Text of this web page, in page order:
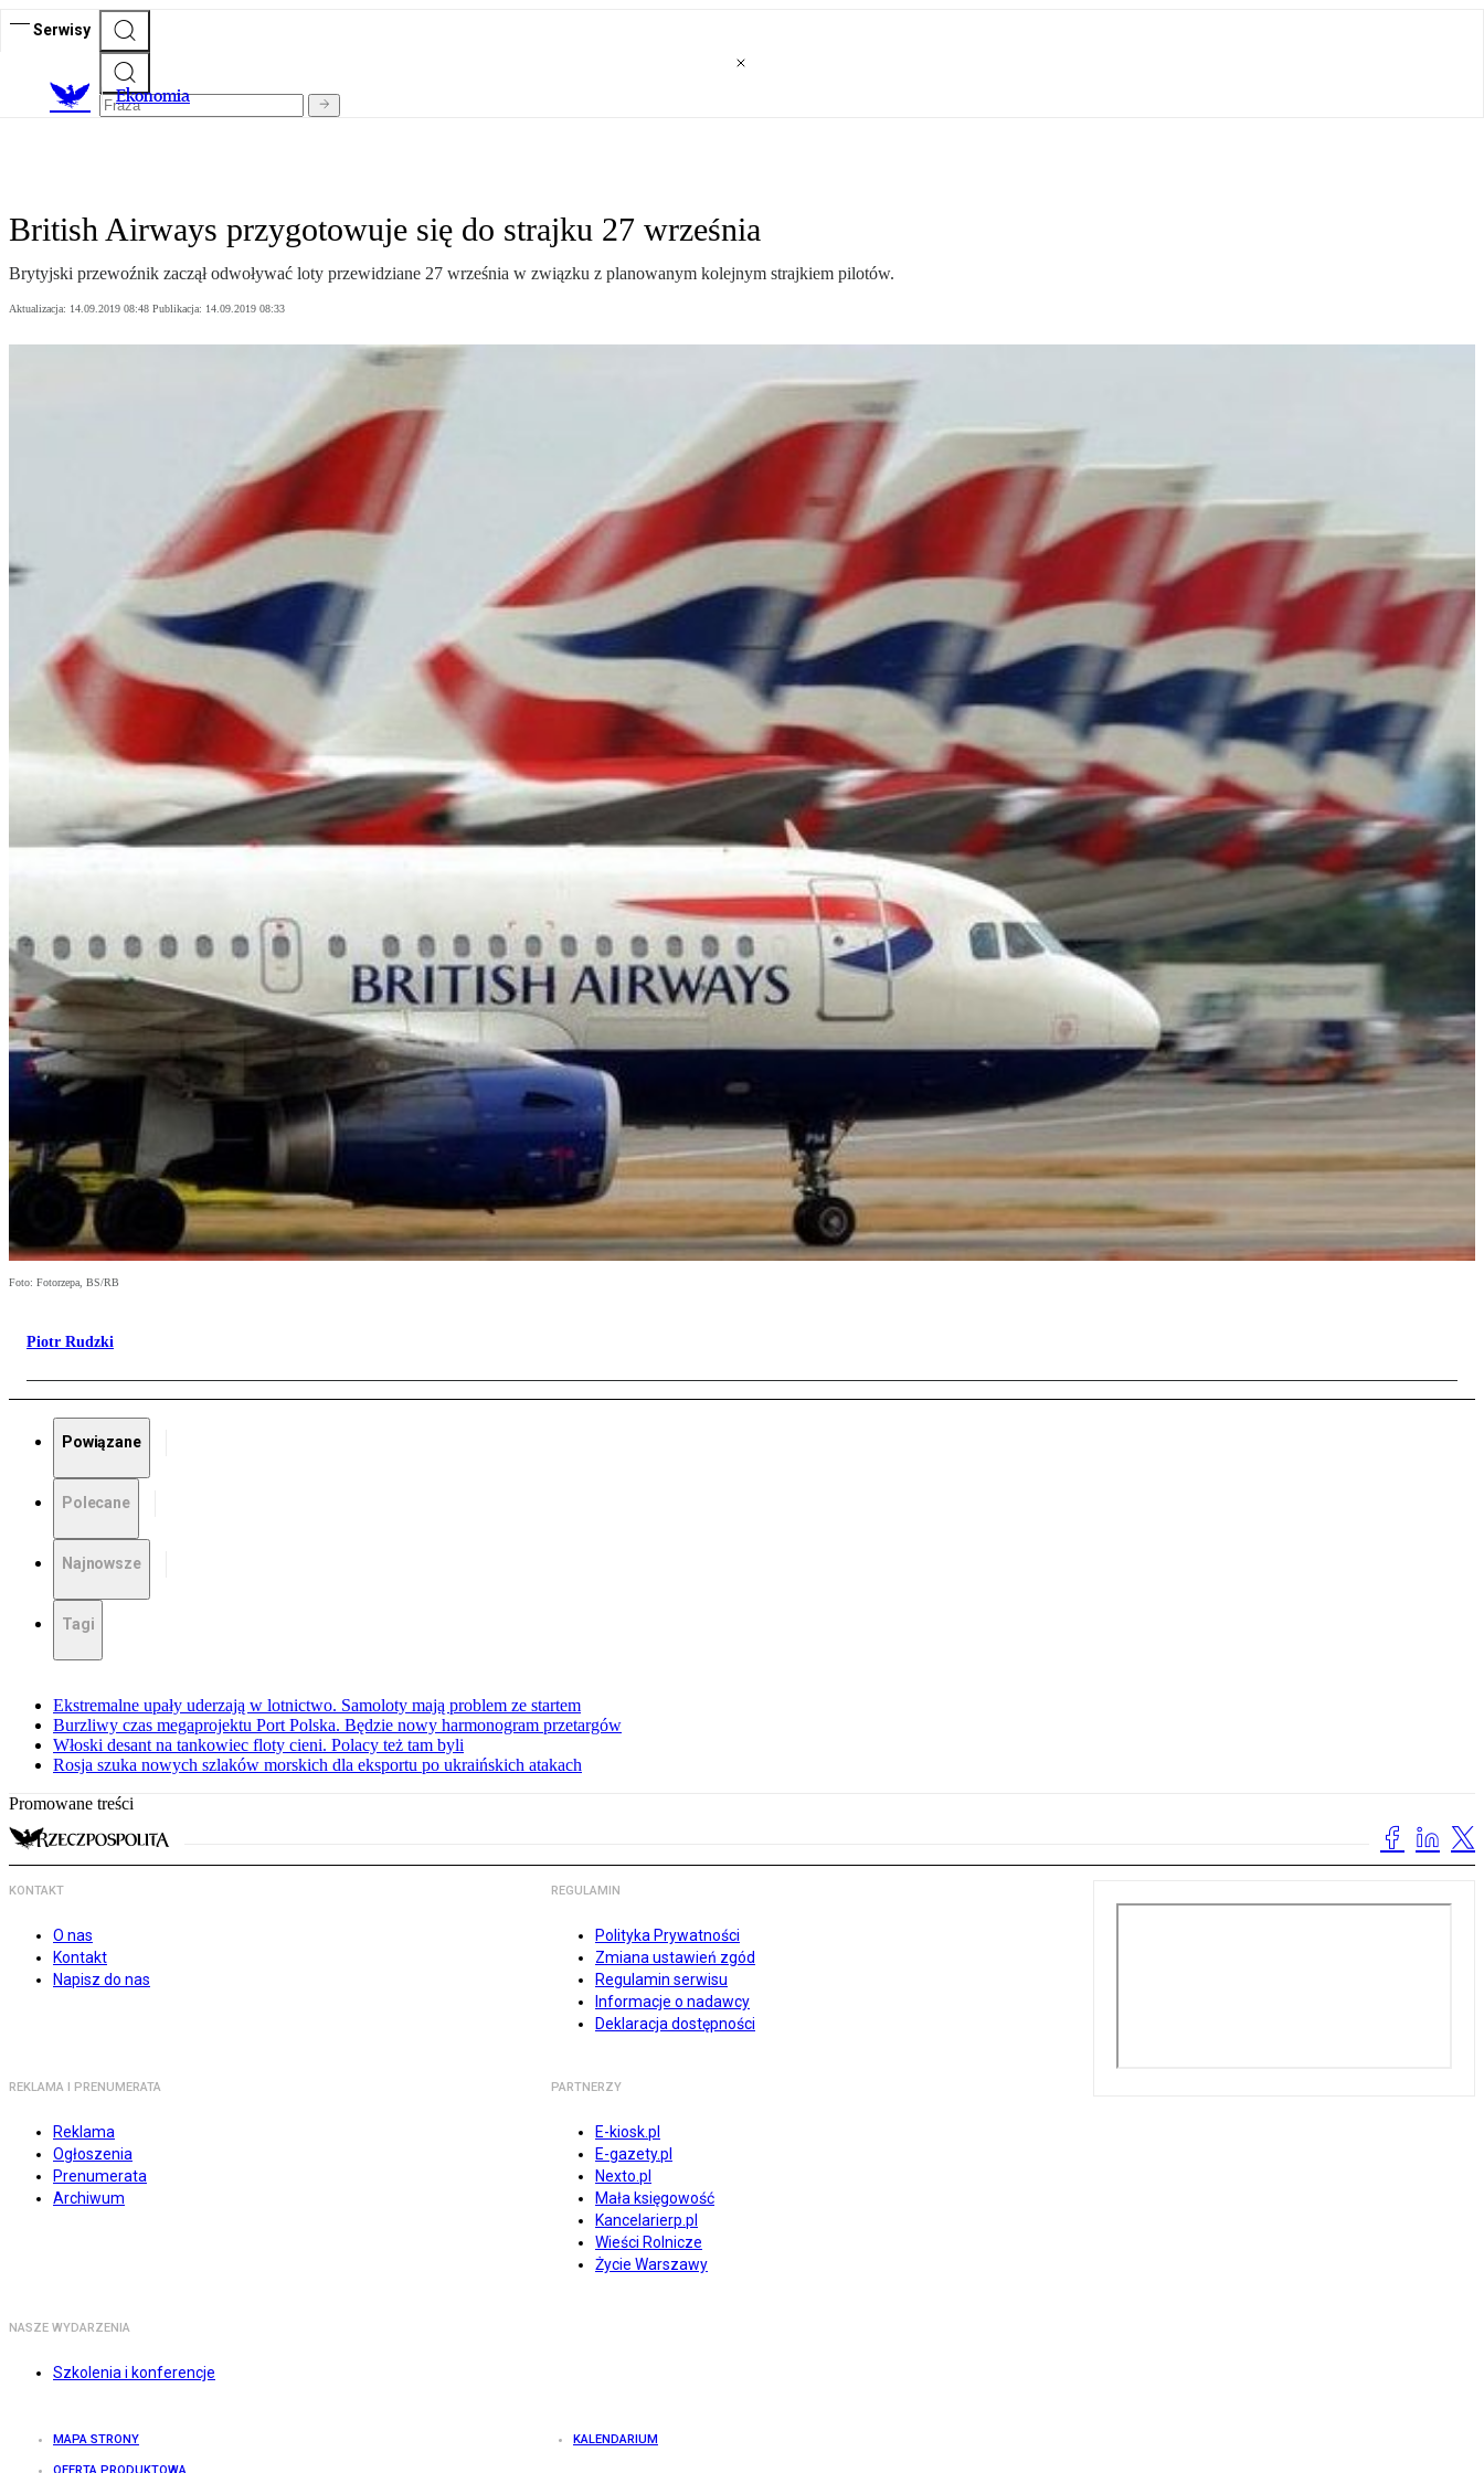
Serwisy
Ekonomia
British Airways przygotowuje się do strajku 27 września
Brytyjski przewoźnik zaczął odwoływać loty przewidziane 27 września w związku z planowanym kolejnym strajkiem pilotów.
Aktualizacja: 14.09.2019 08:48 Publikacja: 14.09.2019 08:33
Foto: Fotorzepa, BS/RB
Piotr Rudzki
Powiązane
Polecane
Najnowsze
Tagi
Ekstremalne upały uderzają w lotnictwo. Samoloty mają problem ze startem
Burzliwy czas megaprojektu Port Polska. Będzie nowy harmonogram przetargów
Włoski desant na tankowiec floty cieni. Polacy też tam byli
Rosja szuka nowych szlaków morskich dla eksportu po ukraińskich atakach
Promowane treści
KONTAKT
O nas
Kontakt
Napisz do nas
REGULAMIN
Polityka Prywatności
Zmiana ustawień zgód
Regulamin serwisu
Informacje o nadawcy
Deklaracja dostępności
REKLAMA I PRENUMERATA
Reklama
Ogłoszenia
Prenumerata
Archiwum
PARTNERZY
E-kiosk.pl
E-gazety.pl
Nexto.pl
Mała księgowość
Kancelarierp.pl
Wieści Rolnicze
Życie Warszawy
NASZE WYDARZENIA
Szkolenia i konferencje
MAPA STRONY KALENDARIUM